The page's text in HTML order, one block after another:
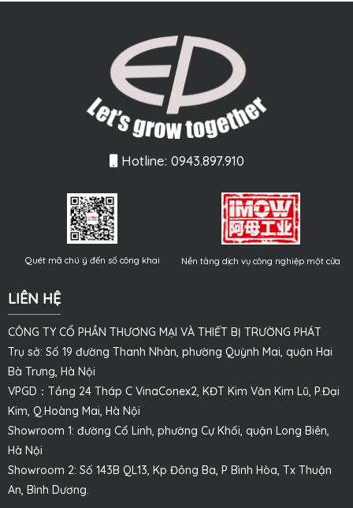
Hotline: 0943.897.910
Quét mã chú ý đến số công khai Nền tảng dịch vụ công nghiệp một cửa
LIÊN HỆ
CÔNG TY CỔ PHẦN THƯƠNG MẠI VÀ THIẾT BỊ TRƯỜNG PHÁT
Trụ sở: Số 19 đường Thanh Nhàn, phường Quỳnh Mai, quận Hai
Bà Trưng, Hà Nội
VPGD：Tầng 24 Tháp C VinaConex2, KĐT Kim Văn Kim Lũ, P.Đại
Kim, Q.Hoàng Mai, Hà Nội
Showroom 1: đường Cổ Linh, phường Cự Khối, quận Long Biên,
Hà Nội
Showroom 2: Số 143B QL13, Kp Đông Ba, P Bình Hòa, Tx Thuận
An, Bình Dương.